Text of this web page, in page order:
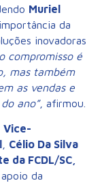
Muriel
da
inovadoras
compromisso é
mas também
as vendas e
ano”, afirmou.
Vice-
Célio Da Silva
da FCDL/SC,
da